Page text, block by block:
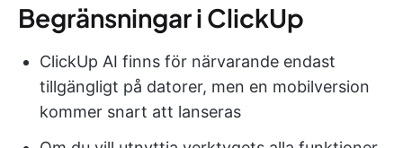
Begränsningar i ClickUp
ClickUp AI finns för närvarande endast
tillgängligt på datorer, men en mobilversion
kommer snart att lanseras